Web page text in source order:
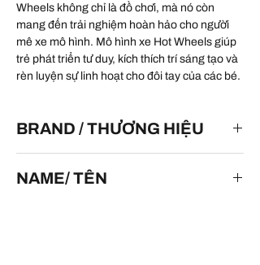
Wheels không chỉ là đồ chơi, mà nó còn
mang đến trải nghiệm hoàn hảo cho người
mê xe mô hình. Mô hình xe Hot Wheels giúp
trẻ phát triển tư duy, kích thích trí sáng tạo và
rèn luyện sự linh hoạt cho đôi tay của các bé.
BRAND / THƯƠNG HIỆU
NAME/ TÊN